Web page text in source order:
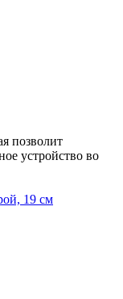
позволит
устройство во
19 см